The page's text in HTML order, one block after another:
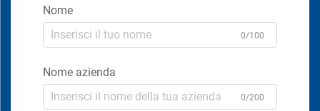
Nome
0/100
Nome azienda
0/200